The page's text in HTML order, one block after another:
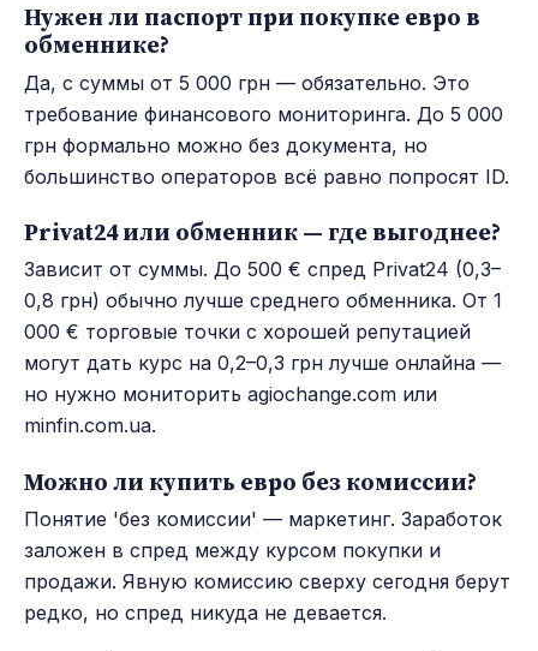
Нужен ли паспорт при покупке евро в
обменнике?
Да, с суммы от 5 000 грн — обязательно. Это
требование финансового мониторинга. До 5 000
грн формально можно без документа, но
большинство операторов всё равно попросят ID.
Privat24 или обменник — где выгоднее?
Зависит от суммы. До 500 € спред Privat24 (0,3–
0,8 грн) обычно лучше среднего обменника. От 1
000 € торговые точки с хорошей репутацией
могут дать курс на 0,2–0,3 грн лучше онлайна —
но нужно мониторить agiochange.com или
minfin.com.ua.
Можно ли купить евро без комиссии?
Понятие 'без комиссии' — маркетинг. Заработок
заложен в спред между курсом покупки и
продажи. Явную комиссию сверху сегодня берут
редко, но спред никуда не девается.